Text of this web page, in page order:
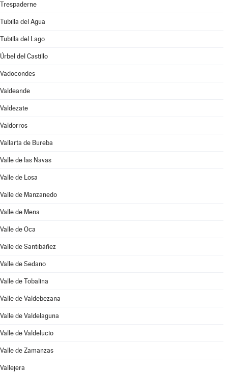
Trespaderne
Tubilla del Agua
Tubilla del Lago
Úrbel del Castillo
Vadocondes
Valdeande
Valdezate
Valdorros
Vallarta de Bureba
Valle de las Navas
Valle de Losa
Valle de Manzanedo
Valle de Mena
Valle de Oca
Valle de Santibáñez
Valle de Sedano
Valle de Tobalina
Valle de Valdebezana
Valle de Valdelaguna
Valle de Valdelucio
Valle de Zamanzas
Vallejera